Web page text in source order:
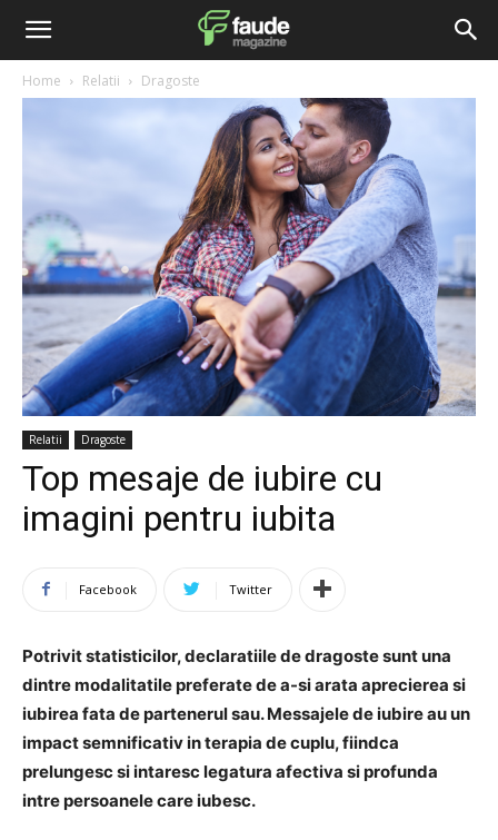
Home Relatii Dragoste
Relatii Dragoste
Top mesaje de iubire cu
imagini pentru iubita
Facebook Twitter
Potrivit statisticilor, declaratiile de dragoste sunt una
dintre modalitatile preferate de a-si arata aprecierea si
iubirea fata de partenerul sau. Messajele de iubire au un
impact semnificativ in terapia de cuplu, fiindca
prelungesc si intaresc legatura afectiva si profunda
intre persoanele care iubesc.